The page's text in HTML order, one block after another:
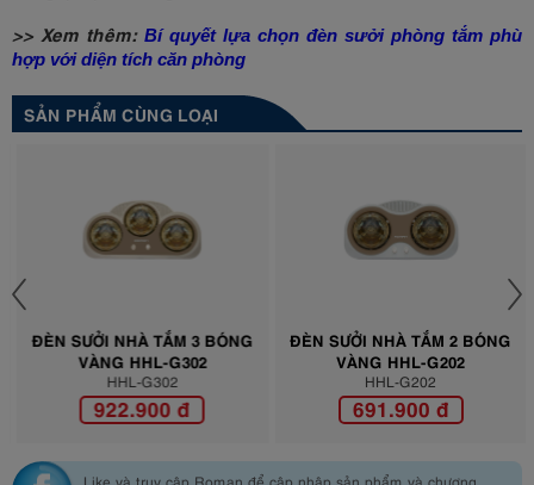
>> Xem thêm: Bí quyết lựa chọn đèn sưởi phòng tắm phù
hợp với diện tích căn phòng
SẢN PHẨM CÙNG LOẠI
ĐÈN SƯỞI NHÀ TẮM 3 BÓNG
VÀNG HHL-G302
HHL-G302
922.900 đ
ĐÈN SƯỞI NHÀ TẮM 2 BÓNG
VÀNG HHL-G202
HHL-G202
691.900 đ
Like và truy cập Roman để cập nhập sản phẩm và chương